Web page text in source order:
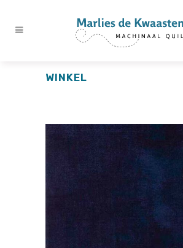
WINKEL